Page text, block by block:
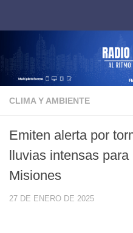
CLIMA Y AMBIENTE
Emiten alerta por
lluvias intensas
Misiones
27 DE ENERO DE 2025